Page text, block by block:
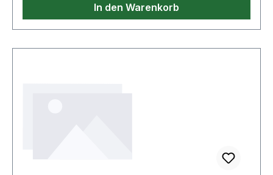
In den Warenkorb